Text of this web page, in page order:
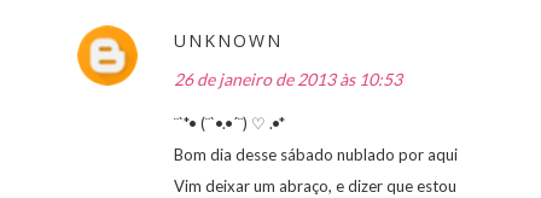
UNKNOWN
26 de janeiro de 2013 às 10:53
¨`*• (¨`•.•´¨) ♡ .•*
Bom dia desse sábado nublado por aqui
Vim deixar um abraço, e dizer que estou